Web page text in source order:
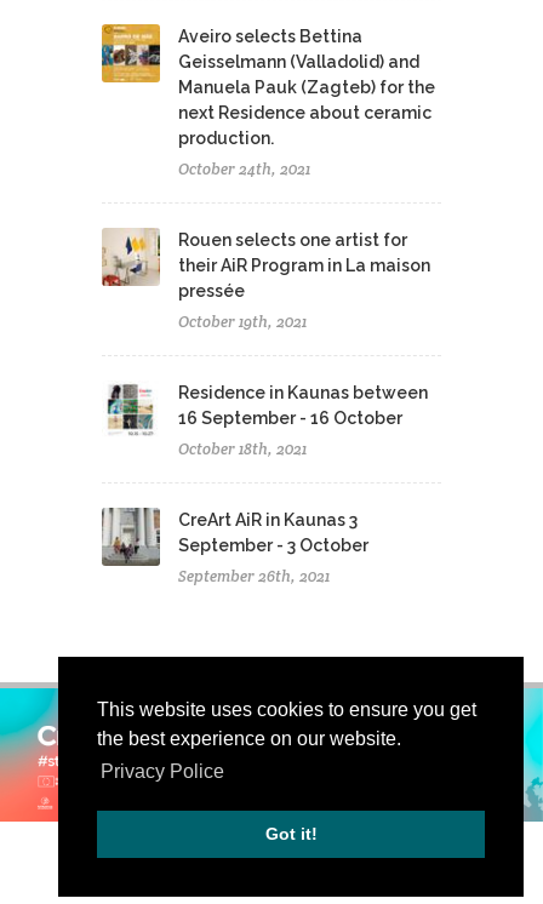
This website uses cookies to ensure you get
the best experience on our website.
Privacy Police
Got it!
Aveiro selects Bettina
Geisselmann (Valladolid) and
Manuela Pauk (Zagteb) for the
next Residence about ceramic
production.
October 24th, 2021
Rouen selects one artist for
their AiR Program in La maison
pressée
October 19th, 2021
Residence in Kaunas between
16 September - 16 October
October 18th, 2021
CreArt AiR in Kaunas 3
September - 3 October
September 26th, 2021